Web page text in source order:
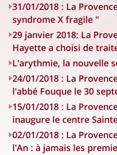
31/01/2018 : La
syndrome X fragile "
29 janvier 2018: La
Hayette a choisi de
L'arythmie, la nouvelle
24/01/2018 : La
l'abbé Fouque le 30
15/01/2018 : La
inaugure le centre
02/01/2018 : La
l'An : à jamais les